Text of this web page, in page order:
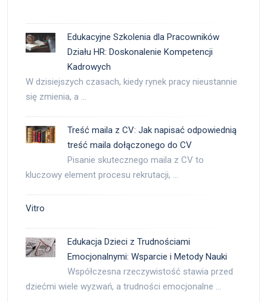
Edukacyjne Szkolenia dla Pracowników
Działu HR: Doskonalenie Kompetencji
Kadrowych
W dzisiejszych czasach, kiedy rynek pracy nieustannie
się zmienia, a …
Treść maila z CV: Jak napisać odpowiednią
treść maila dołączonego do CV
Pisanie skutecznego maila z CV to
kluczowy element procesu rekrutacji, …
Vitro
Edukacja Dzieci z Trudnościami
Emocjonalnymi: Wsparcie i Metody Nauki
Współczesna rzeczywistość stawia przed
dziećmi wiele wyzwań, a trudności emocjonalne …